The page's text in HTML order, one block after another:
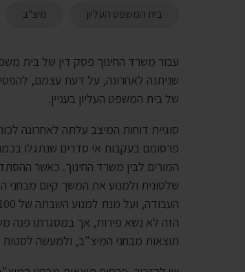
בית המשפט העליון מיצ"ב
עבור משרד החינוך פסק דין של בית
שניתנה לאחרונה, על דעת עצמם,
של בית המשפט העליון בעניין.
סוגיית דוחות המיצב עלתה לאחרונה
פרסומם בעקבות אי סדרים שנתגלו
המורים לבין משרד החינוך. כאשר
שלטונית ולמנוע את המשך קיום
הזה לא נשא פירות, אך במסגרתו פנה
תוצאות מבחני המיצ"ב, ולמעשה